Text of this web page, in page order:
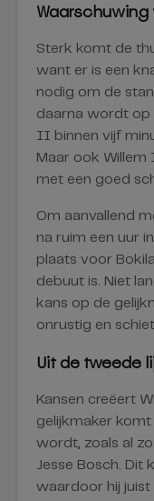
Waarschuwing
Sterk komt de
want er is een
nodig om de
daarna wordt op
II binnen vijf
Maar ook
met een goed
Om aanvallend
na ruim een uur
plaats voor
debuut is. Niet
kans op de
onrustig en
Uit de tweede
Kansen creëert
gelijkmaker komt
wordt, zoals al
Jesse Bosch. Dit
waardoor hij juist